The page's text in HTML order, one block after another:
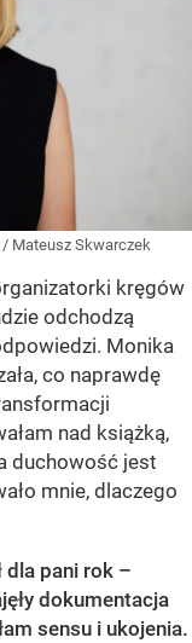
/ Mateusz Skwarczek
kręgów
odchodzą
Monika
co naprawdę
nad książką,
duchowość jest
mnie, dlaczego
dla pani rok –
dokumentacja
sensu i ukojenia.